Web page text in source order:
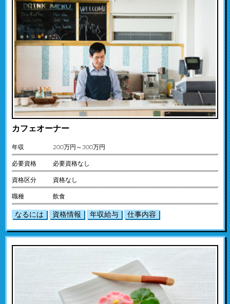
カフェオーナー
年収 200万円～300万円
必要資格 必要資格なし
資格区分 資格なし
職種 飲食
なるには 資格情報 年収給与 仕事内容